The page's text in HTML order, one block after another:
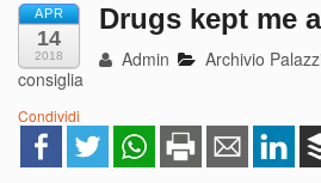
APR
14
2018
Drugs kept me
Admin Archivio
consiglia
Condividi